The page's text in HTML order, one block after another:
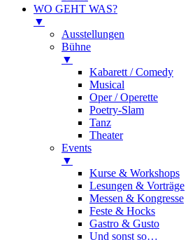
WO GEHT WAS?
▼
Ausstellungen
Bühne
▼
Kabarett / Comedy
Musical
Oper / Operette
Poetry-Slam
Tanz
Theater
Events
▼
Kurse & Workshops
Lesungen & Vorträge
Messen & Kongresse
Feste & Hocks
Gastro & Gusto
Und sonst so…